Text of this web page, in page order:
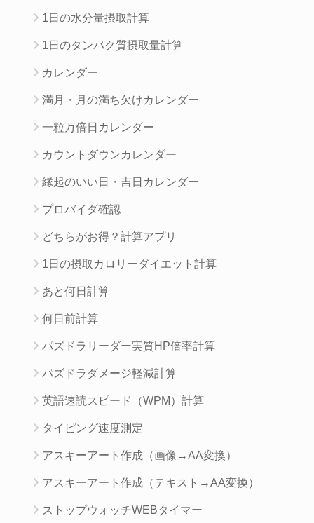
1日の水分量摂取計算
1日のタンパク質摂取量計算
カレンダー
満月・月の満ち欠けカレンダー
一粒万倍日カレンダー
カウントダウンカレンダー
縁起のいい日・吉日カレンダー
プロバイダ確認
どちらがお得？計算アプリ
1日の摂取カロリーダイエット計算
あと何日計算
何日前計算
パズドラリーダー実質HP倍率計算
パズドラダメージ軽減計算
英語速読スピード（WPM）計算
タイピング速度測定
アスキーアート作成（画像→AA変換）
アスキーアート作成（テキスト→AA変換）
ストップウォッチWEBタイマー